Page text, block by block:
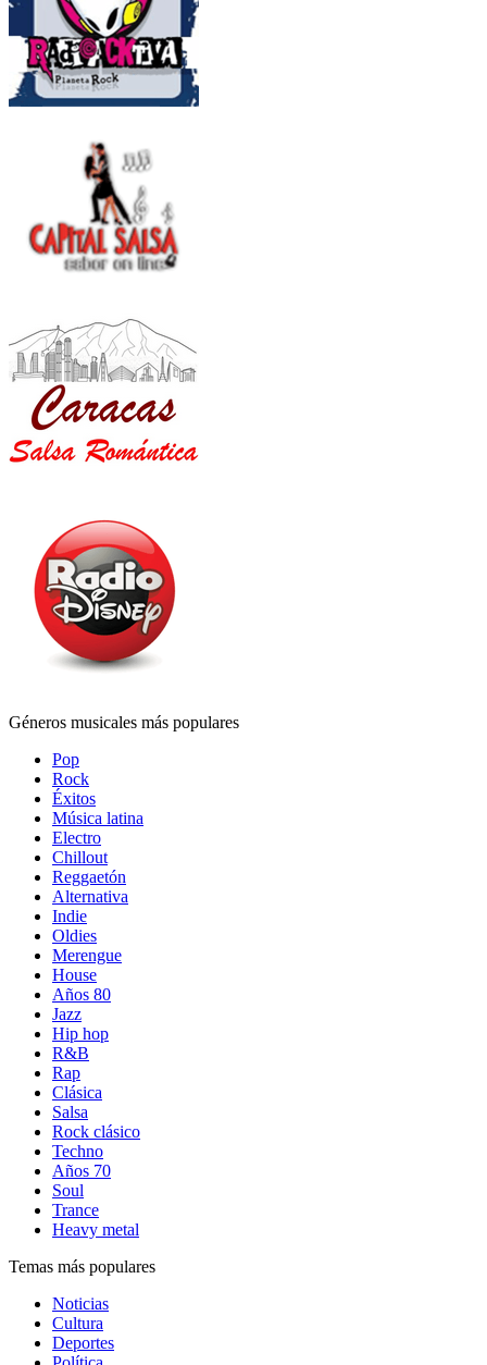
Géneros musicales más populares
Pop
Rock
Éxitos
Música latina
Electro
Chillout
Reggaetón
Alternativa
Indie
Oldies
Merengue
House
Años 80
Jazz
Hip hop
R&B
Rap
Clásica
Salsa
Rock clásico
Techno
Años 70
Soul
Trance
Heavy metal
Temas más populares
Noticias
Cultura
Deportes